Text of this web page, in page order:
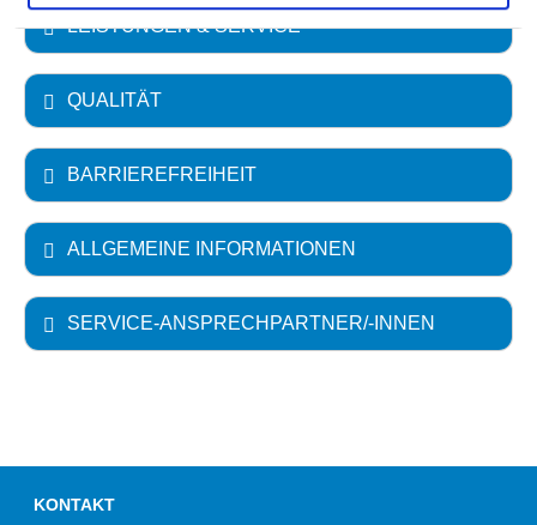
LEISTUNGEN & SERVICE
QUALITÄT
BARRIEREFREIHEIT
ALLGEMEINE INFORMATIONEN
SERVICE-ANSPRECHPARTNER/-INNEN
KONTAKT